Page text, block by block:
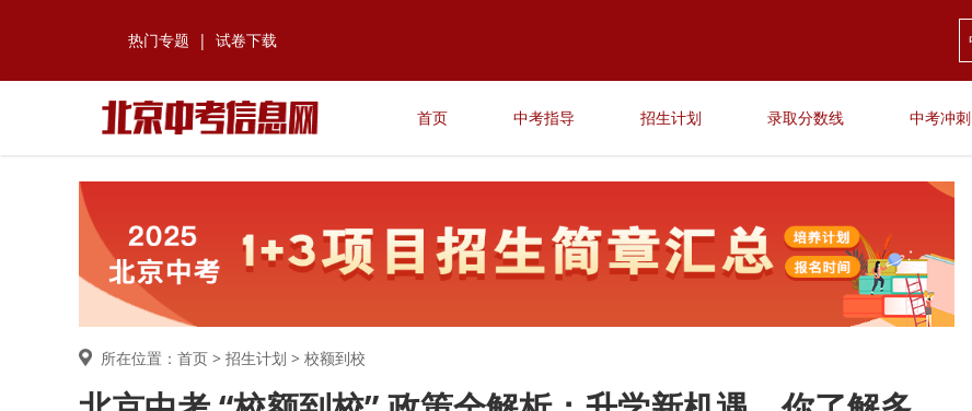
热门专题 | 试卷下载
首页 中考指导 招生计划 录取分数线 中考冲刺
所在位置：首页 > 招生计划 > 校额到校